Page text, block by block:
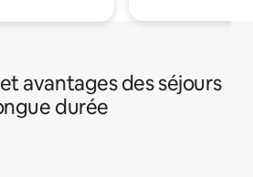
avantages des séjours
durée